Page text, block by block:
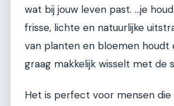
wat bij jouw leven past. ...je
frisse, lichte en natuurlijke
van planten en bloemen houdt
graag makkelijk wisselt met de
Het is perfect voor mensen die